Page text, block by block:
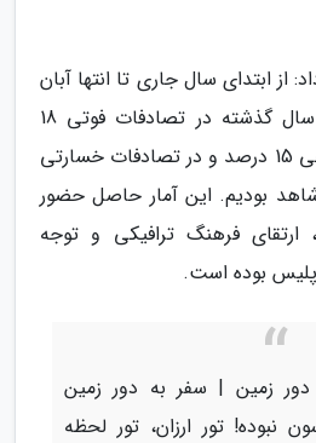
از ابتدای سال جاری تا انتها آبان
نسبت به مدت مشابه سال گذشته در تصادفات فوتی 18
درصد، در تصادفات جرحی 15 درصد و در تصادفات خسارتی
شاهد بودیم. این آمار حاصل حضور
ارتقای فرهنگ ترافیکی و توجه
پلیس بوده است.
زمین | سفر به دور زمین
نبوده! تور ارزان، تور لحظه